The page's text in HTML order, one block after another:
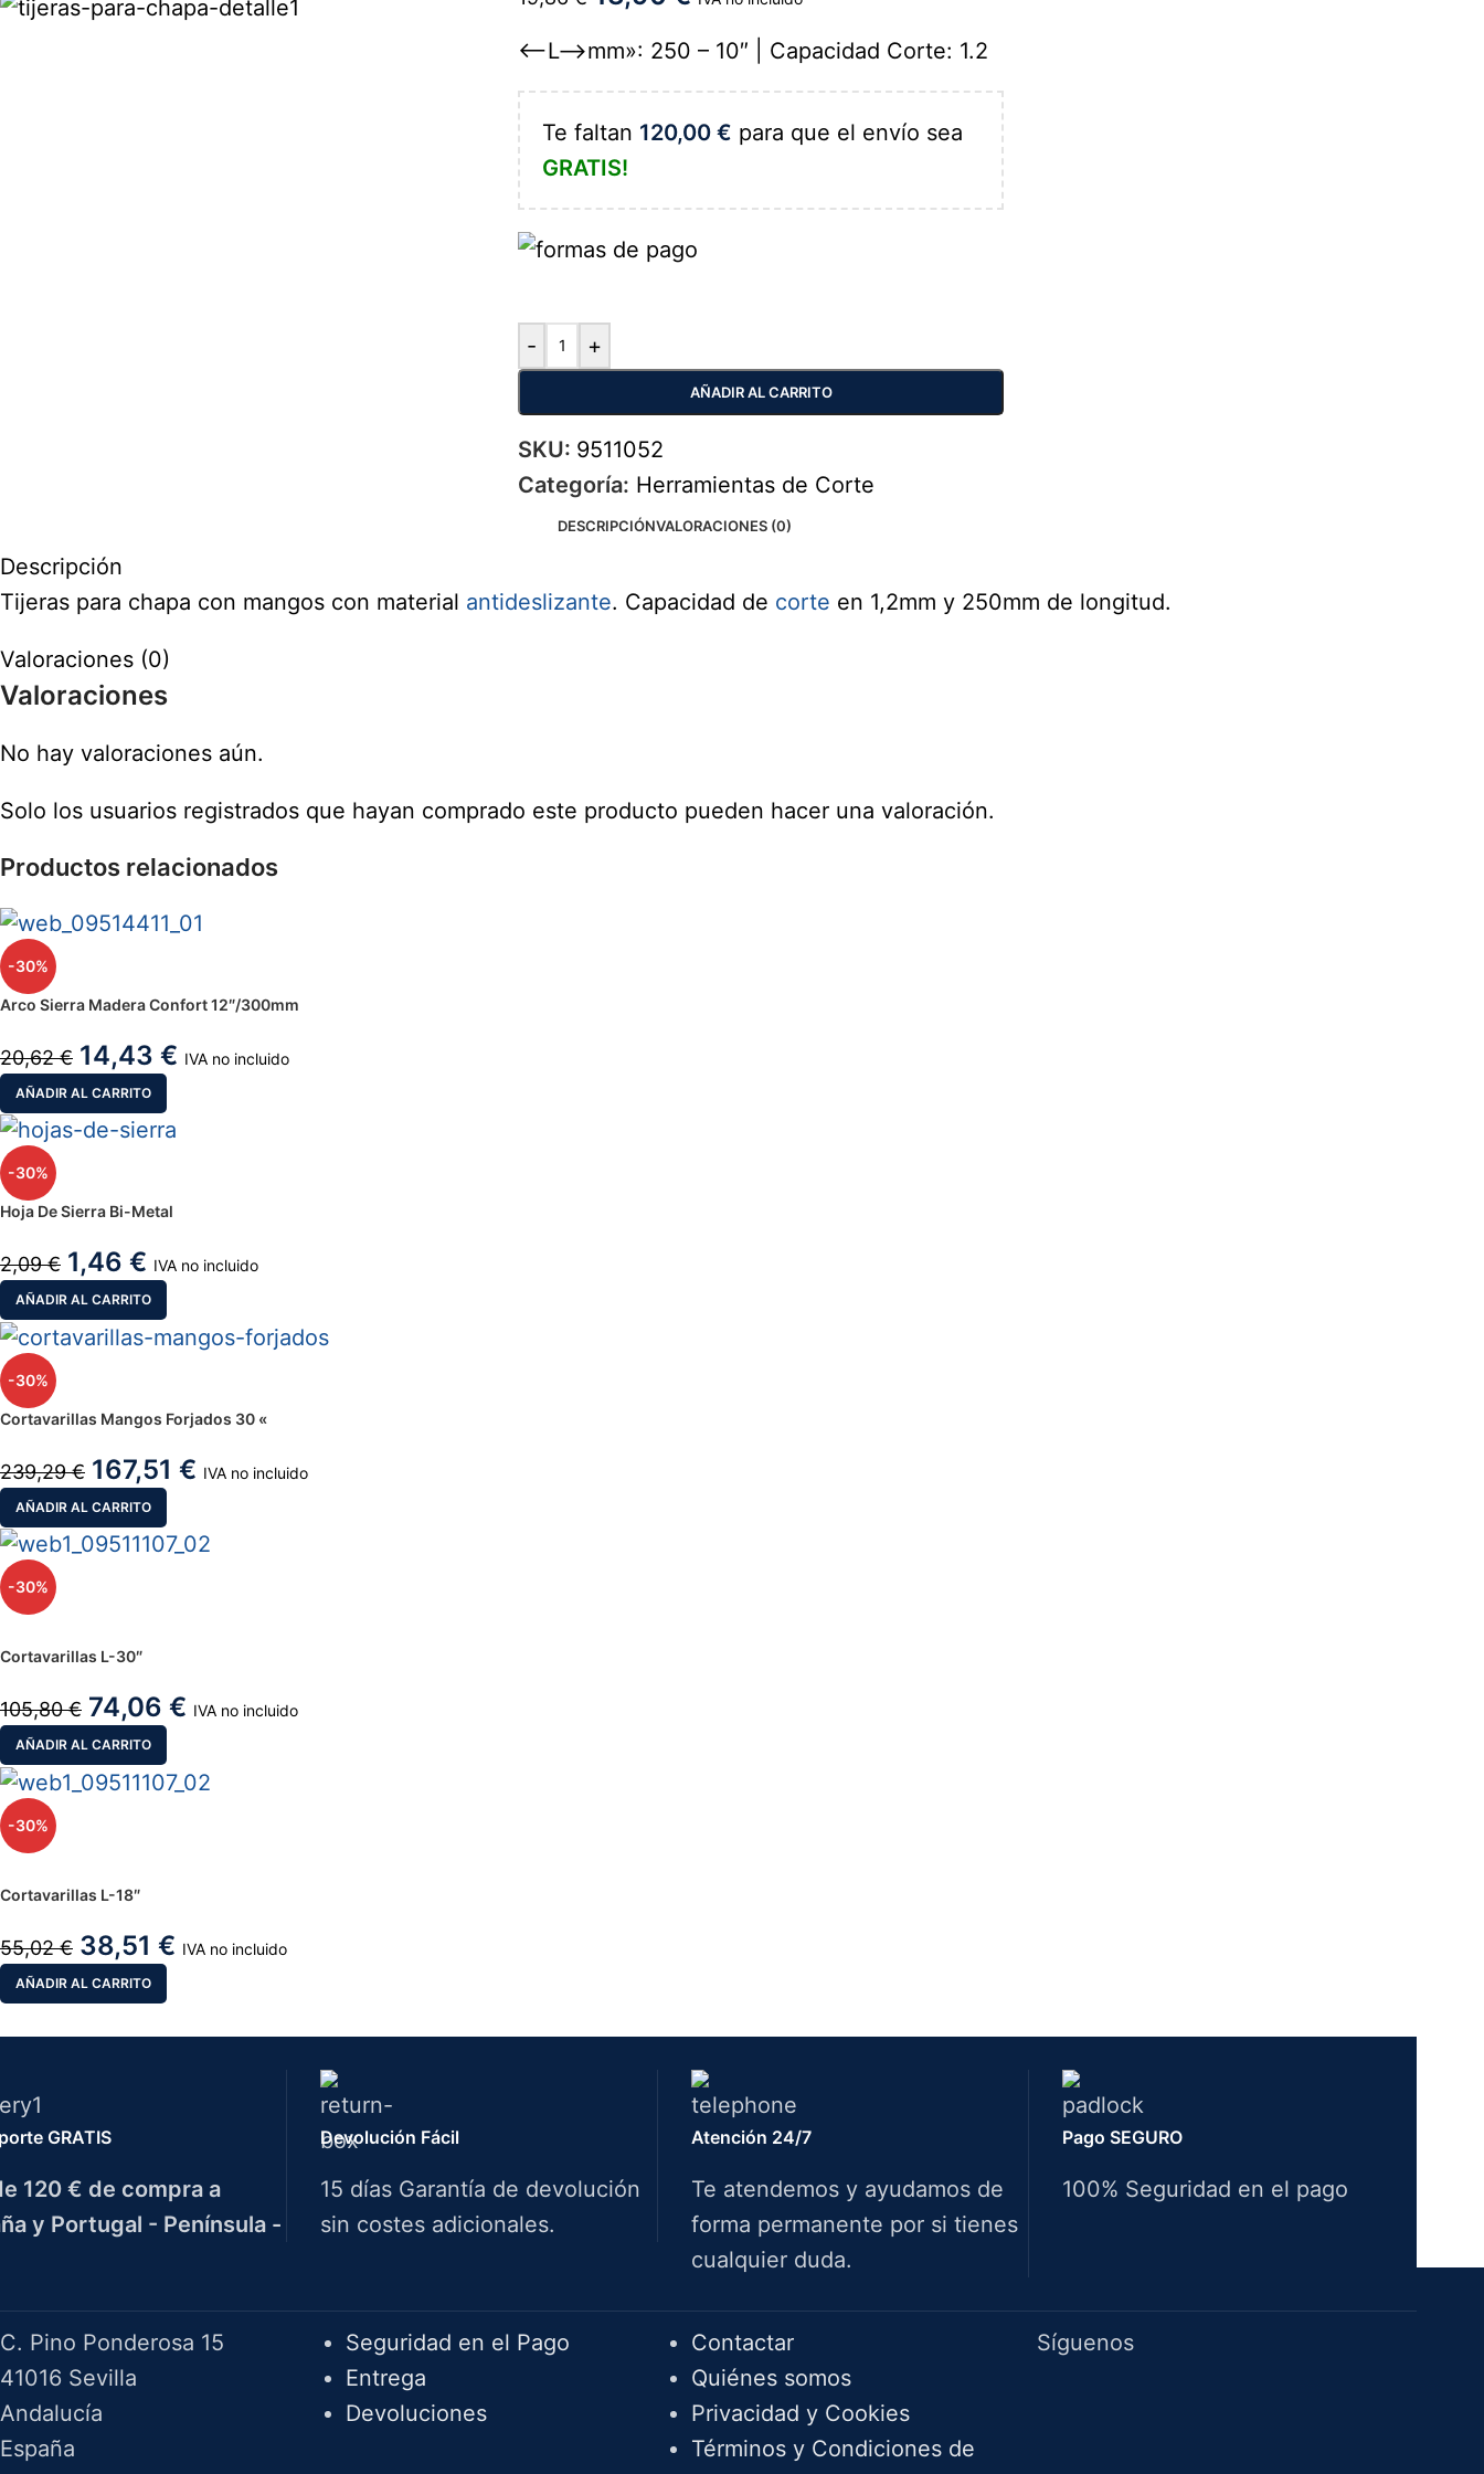
<--L-->mm»: 250 – 10″ | Capacidad Corte: 1.2
Te faltan 120,00€ para que el envío sea
GRATIS!
- +
AÑADIR AL CARRITO
SKU: 9511052
Categoría: Herramientas de Corte
DESCRIPCIÓNVALORACIONES (0)
Descripción
Tijeras para chapa con mangos con material antideslizante. Capacidad de corte en 1,2mm y 250mm de longitud.
Valoraciones (0)
Valoraciones
No hay valoraciones aún.
Solo los usuarios registrados que hayan comprado este producto pueden hacer una valoración.
Productos relacionados
-30%
Arco Sierra Madera Confort 12″/300mm
20,62€ 14,43 € IVA no incluido
AÑADIR AL CARRITO
-30%
Hoja De Sierra Bi-Metal
2,09€ 1,46 € IVA no incluido
AÑADIR AL CARRITO
-30%
Cortavarillas Mangos Forjados 30 «
239,29€ 167,51 € IVA no incluido
AÑADIR AL CARRITO
-30%
Cortavarillas L-30″
105,80€ 74,06 € IVA no incluido
AÑADIR AL CARRITO
-30%
Cortavarillas L-18″
55,02€ 38,51 € IVA no incluido
AÑADIR AL CARRITO
GRATIS
120 € de compra a
y Portugal - Península -
Devolución Fácil
15 días Garantía de devolución
sin costes adicionales.
Atención 24/7
Te atendemos y ayudamos de
forma permanente por si tienes
cualquier duda.
Pago SEGURO
100% Seguridad en el pago
C. Pino Ponderosa 15
41016 Sevilla
Andalucía
España
Seguridad en el Pago
Entrega
Devoluciones
Contactar
Quiénes somos
Privacidad y Cookies
Términos y Condiciones de
Síguenos